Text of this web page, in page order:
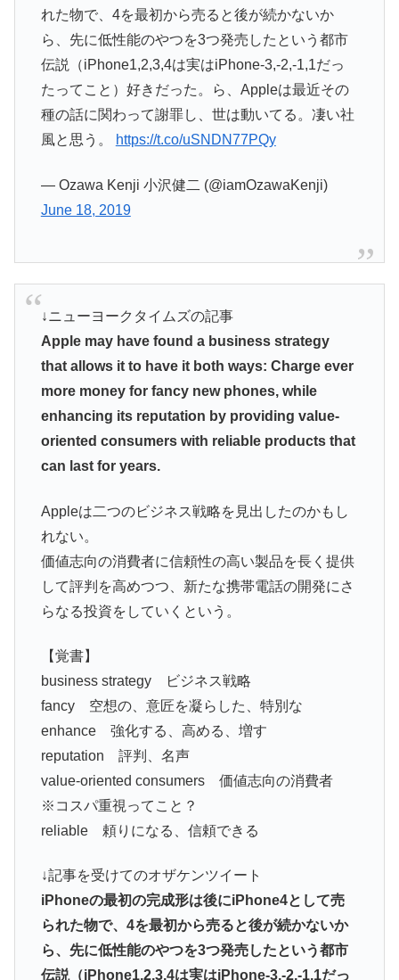
れた物で、4を最初から売ると後が続かないか
ら、先に低性能のやつを3つ発売したという都市
伝説（iPhone1,2,3,4は実はiPhone-3,-2,-1,1だっ
たってこと）好きだった。ら、Appleは最近その
種の話に関わって謝罪し、世は動いてる。凄い社
風と思う。
https://t.co/uSNDN77PQy
— Ozawa Kenji 小沢健二 (@iamOzawaKenji)
June 18, 2019
↓ニューヨークタイムズの記事
Apple may have found a business strategy
that allows it to have it both ways: Charge ever
more money for fancy new phones, while
enhancing its reputation by providing value-
oriented consumers with reliable products that
can last for years.
Appleは二つのビジネス戦略を見出したのかもし
れない。
価値志向の消費者に信頼性の高い製品を長く提供
して評判を高めつつ、新たな携帯電話の開発にさ
らなる投資をしていくという。
【覚書】
business strategy ビジネス戦略
fancy 空想の、意匠を凝らした、特別な
enhance 強化する、高める、増す
reputation 評判、名声
value-oriented consumers 価値志向の消費者
※コスパ重視ってこと？
reliable 頼りになる、信頼できる
↓記事を受けてのオザケンツイート
iPhoneの最初の完成形は後にiPhone4として売
られた物で、4を最初から売ると後が続かないか
ら、先に低性能のやつを3つ発売したという都市
伝説（iPhone1,2,3,4は実はiPhone-3,-2,-1,1だっ